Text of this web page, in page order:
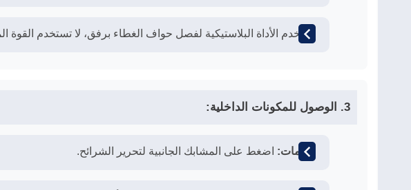
استخدم الأداة البلاستيكية لفصل حواف الغطاء برفق، لا تستخدم
3. الوصول للمكونات الداخلية:
الرامات: اضغط على المشابك الجانبية لتحرير الشرائح.